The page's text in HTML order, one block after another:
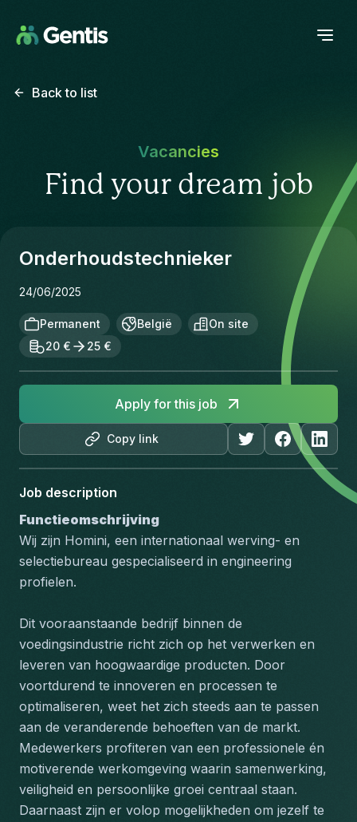
Back to list
Vacancies
Find your dream job
Onderhoudstechnieker
24/06/2025
Permanent België
On site
20 €
25 €
Copy link
Apply for this job
Job description
Functieomschrijving
Wij zijn Homini, een internationaal werving- en
selectiebureau gespecialiseerd in engineering
profielen.
Dit vooraanstaande bedrijf binnen de
voedingsindustrie richt zich op het verwerken en
leveren van hoogwaardige producten. Door
voortdurend te innoveren en processen te
optimaliseren, weet het zich steeds aan te passen
aan de veranderende behoeften van de markt.
Medewerkers profiteren van een professionele én
motiverende werkomgeving waarin samenwerking,
veiligheid en persoonlijke groei centraal staan.
Daarnaast zijn er volop mogelijkheden om jezelf te